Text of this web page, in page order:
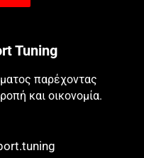
Tuning
παρέχοντας
και οικονομία.